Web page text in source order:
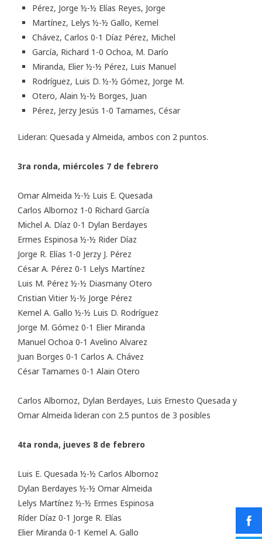
Pérez, Jorge ½-½ Elías Reyes, Jorge
Martínez, Lelys ½-½ Gallo, Kemel
Chávez, Carlos 0-1 Díaz Pérez, Michel
García, Richard 1-0 Ochoa, M. Darío
Miranda, Elier ½-½ Pérez, Luis Manuel
Rodríguez, Luis D. ½-½ Gómez, Jorge M.
Otero, Alain ½-½ Borges, Juan
Pérez, Jerzy Jesús 1-0 Tamames, César
Lideran: Quesada y Almeida, ambos con 2 puntos.
3ra ronda, miércoles 7 de febrero
Omar Almeida ½-½ Luis E. Quesada
Carlos Albornoz 1-0 Richard García
Michel A. Díaz 0-1 Dylan Berdayes
Ermes Espinosa ½-½ Rider Díaz
Jorge R. Elías 1-0 Jerzy J. Pérez
César A. Pérez 0-1 Lelys Martínez
Luis M. Pérez ½-½ Diasmany Otero
Cristian Vitier ½-½ Jorge Pérez
Kemel A. Gallo ½-½ Luis D. Rodríguez
Jorge M. Gómez 0-1 Elier Miranda
Manuel Ochoa 0-1 Avelino Alvarez
Juan Borges 0-1 Carlos A. Chávez
César Tamames 0-1 Alain Otero
Carlos Albornoz, Dylan Berdayes, Luis Ernesto Quesada y
Omar Almeida lideran con 2.5 puntos de 3 posibles
4ta ronda, jueves 8 de febrero
Luis E. Quesada ½-½ Carlos Albornoz
Dylan Berdayes ½-½ Omar Almeida
Lelys Martínez ½-½ Ermes Espinosa
Ríder Díaz 0-1 Jorge R. Elías
Elier Miranda 0-1 Kemel A. Gallo